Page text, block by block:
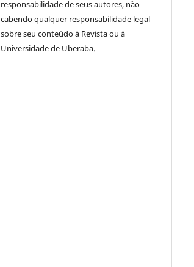
responsabilidade de seus autores, não
cabendo qualquer responsabilidade legal
sobre seu conteúdo à Revista ou à
Universidade de Uberaba.